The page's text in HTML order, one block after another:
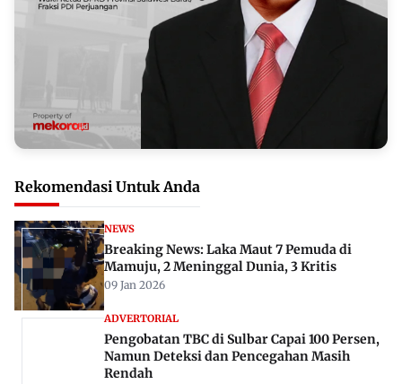
Rekomendasi Untuk Anda
NEWS
Breaking News: Laka Maut 7 Pemuda di
Mamuju, 2 Meninggal Dunia, 3 Kritis
09 Jan 2026
ADVERTORIAL
Pengobatan TBC di Sulbar Capai 100 Persen,
Namun Deteksi dan Pencegahan Masih
Rendah